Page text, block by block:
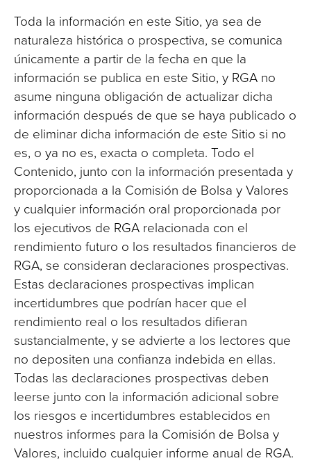
Toda la información en este Sitio, ya sea de
naturaleza histórica o prospectiva, se comunica
únicamente a partir de la fecha en que la
información se publica en este Sitio, y RGA no
asume ninguna obligación de actualizar dicha
información después de que se haya publicado o
de eliminar dicha información de este Sitio si no
es, o ya no es, exacta o completa. Todo el
Contenido, junto con la información presentada y
proporcionada a la Comisión de Bolsa y Valores
y cualquier información oral proporcionada por
los ejecutivos de RGA relacionada con el
rendimiento futuro o los resultados financieros de
RGA, se consideran declaraciones prospectivas.
Estas declaraciones prospectivas implican
incertidumbres que podrían hacer que el
rendimiento real o los resultados difieran
sustancialmente, y se advierte a los lectores que
no depositen una confianza indebida en ellas.
Todas las declaraciones prospectivas deben
leerse junto con la información adicional sobre
los riesgos e incertidumbres establecidos en
nuestros informes para la Comisión de Bolsa y
Valores, incluido cualquier informe anual de RGA.